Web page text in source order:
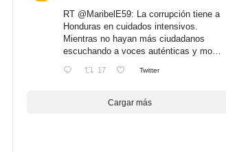
RT @MaribelE59: La corrupción tiene a
Honduras en cuidados intensivos.
Mientras no hayan más ciudadanos
escuchando a voces auténticas y mo…
17 Twitter
Cargar más